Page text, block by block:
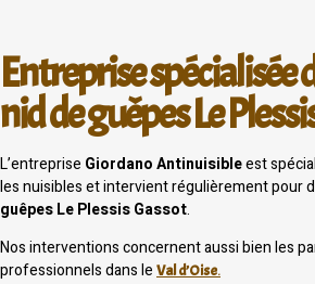
Entreprise
nid de guêpes Le
L’entreprise Giordano Antinuisibleest
les nuisibles et intervient régulièrement pour
guêpes Le Plessis Gassot.
Nos interventions concernent aussi bien les
professionnels dans le Val d’Oise.